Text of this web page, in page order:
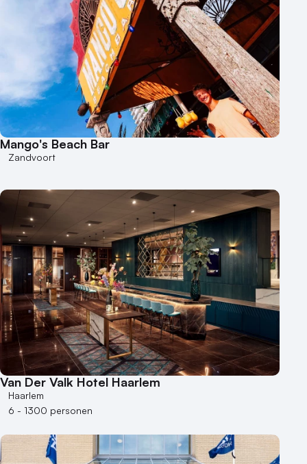
Mango's Beach Bar
Zandvoort
Van Der Valk Hotel Haarlem
Haarlem
6 - 1300 personen